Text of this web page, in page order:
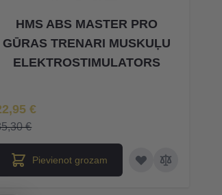
HMS ABS MASTER PRO
GŪRAS TRENARI MUSKUĻU
ELEKTROSTIMULATORS
Cena
€
€
Pievienot grozam